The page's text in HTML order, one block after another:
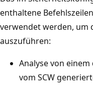
enthaltene
verwendet werden, um
auszuführen:
Analyse von
vom SCW